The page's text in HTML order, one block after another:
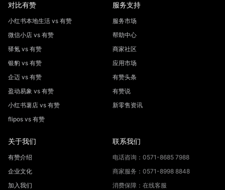
对比有赞
小红书本地生活 vs 有赞
微信小店 vs 有赞
驿氪 vs 有赞
银豹 vs 有赞
企迈 vs 有赞
盈动易象 vs 有赞
小红书薯店 vs 有赞
flipos vs 有赞
服务支持
服务市场
帮助中心
商家社区
应用市场
有赞头条
有赞说
新零售资讯
关于我们
有赞介绍
企业文化
加入我们
联系我们
电话咨询：0571-8685 7988
商家服务：0571-8998 8848
消费保障：在线客服